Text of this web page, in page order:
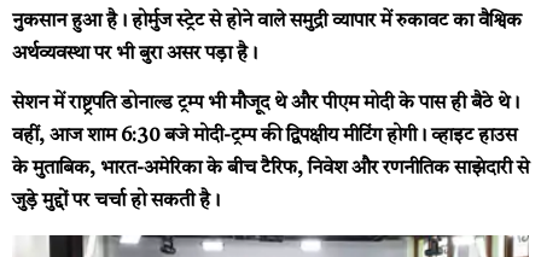
नुकसान हुआ है। होर्मुज स्ट्रेट से होने वाले समुद्री व्यापार में रुकावट का वैश्विक
अर्थव्यवस्था पर भी बुरा असर पड़ा है।
सेशन में राष्ट्रपति डोनाल्ड ट्रम्प भी मौजूद थे और पीएम मोदी के पास ही बैठे थे।
वहीं, आज शाम 6:30 बजे मोदी-ट्रम्प की द्विपक्षीय मीटिंग होगी। व्हाइट हाउस
के मुताबिक, भारत-अमेरिका के बीच टैरिफ, निवेश और रणनीतिक साझेदारी से
जुड़े मुद्दों पर चर्चा हो सकती है।